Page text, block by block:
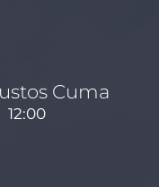
Cuma
12:00